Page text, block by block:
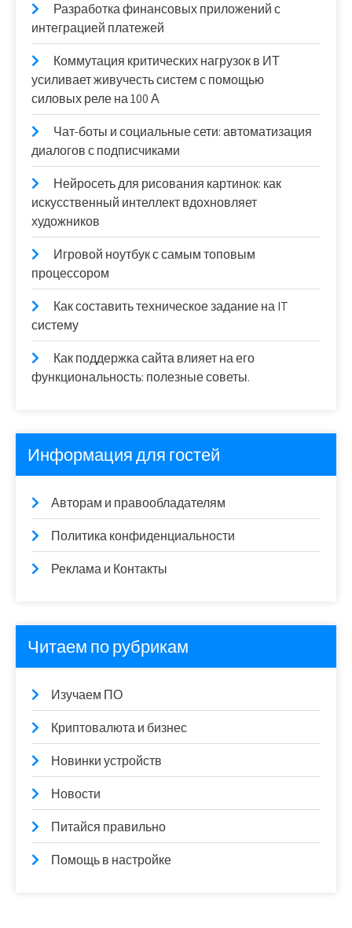
Разработка финансовых приложений с
интеграцией платежей
Коммутация критических нагрузок в ИТ
усиливает живучесть систем с помощью
силовых реле на 100 А
Чат-боты и социальные сети: автоматизация
диалогов с подписчиками
Нейросеть для рисования картинок: как
искусственный интеллект вдохновляет
художников
Игровой ноутбук с самым топовым
процессором
Как составить техническое задание на IT
систему
Как поддержка сайта влияет на его
функциональность: полезные советы.
Информация для гостей
Авторам и правообладателям
Политика конфиденциальности
Реклама и Контакты
Читаем по рубрикам
Изучаем ПО
Криптовалюта и бизнес
Новинки устройств
Новости
Питайся правильно
Помощь в настройке